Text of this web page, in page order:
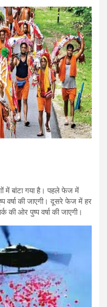
में बांटा गया है। पहले फेज में
वर्षा की जाएगी। दूसरे फेज में हर
की ओर पुष्प वर्षा की जाएगी।